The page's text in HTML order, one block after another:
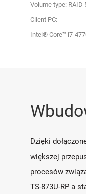
Volume type: RAID
Client PC:
Intel® Core™ i7-
Dzięki
większej
procesów
TS-873U-RP a